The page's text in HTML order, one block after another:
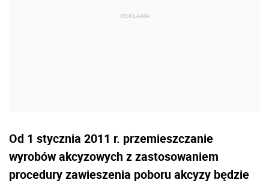
Od 1 stycznia 2011 r. przemieszczanie
wyrobów akcyzowych z zastosowaniem
procedury zawieszenia poboru akcyzy będzie